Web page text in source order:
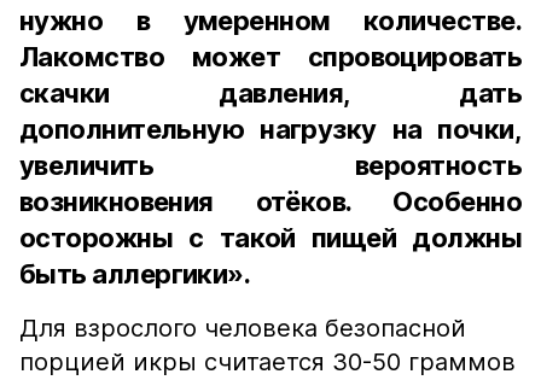
нужно в умеренном количестве.
Лакомство может спровоцировать
скачки давления, дать
дополнительную нагрузку на почки,
увеличить вероятность
возникновения отёков. Особенно
осторожны с такой пищей должны
быть аллергики».
Для взрослого человека безопасной
порцией икры считается 30-50 граммов